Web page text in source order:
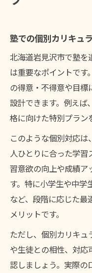
塾での個別カリキュ
北海道岩見沢市で塾を
は重要なポイントです
の得意・不得意や目
設計できます。例えば
格に向けた特別プラン
このような個別対応
人ひとりに合った学習
習意欲の向上や成績ア
す。特に小学生や中学
など、段階に応じた
メリットです。
ただし、個別カリキ
や生徒との相性、対
認しましょう。実際の